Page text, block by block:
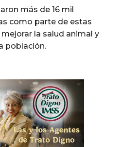
más de 16 mil
como parte de estas
la salud animal y
población.